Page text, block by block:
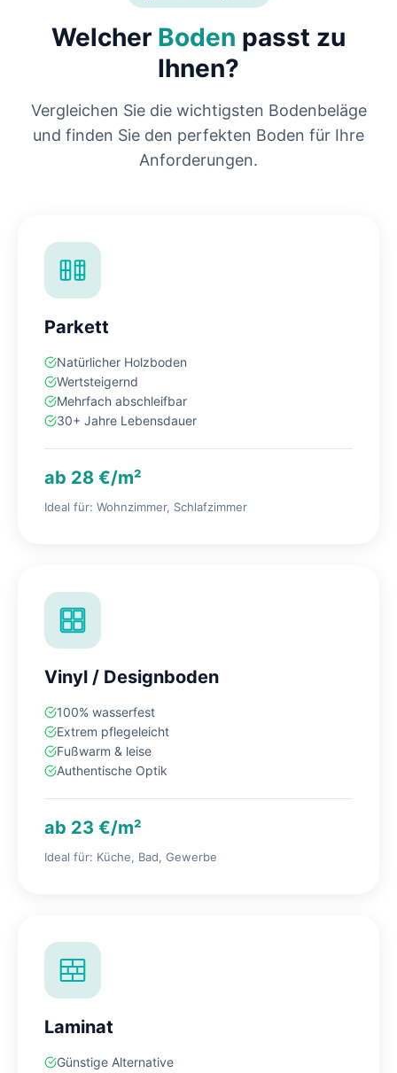
Welcher Boden passt zu
Ihnen?
Vergleichen Sie die wichtigsten Bodenbeläge
und finden Sie den perfekten Boden für Ihre
Anforderungen.
Parkett
Natürlicher Holzboden
Wertsteigernd
Mehrfach abschleifbar
30+ Jahre Lebensdauer
ab 28 €/m²
Ideal für: Wohnzimmer, Schlafzimmer
Vinyl / Designboden
100% wasserfest
Extrem pflegeleicht
Fußwarm & leise
Authentische Optik
ab 23 €/m²
Ideal für: Küche, Bad, Gewerbe
Laminat
Günstige Alternative